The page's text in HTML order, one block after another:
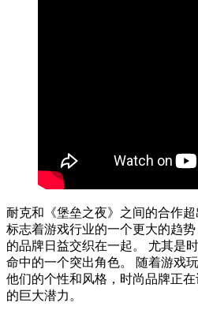
耐克和《堡垒之夜》之间的合作
标志着游戏行业的一个更大的趋
的品牌日益交织在一起。 尤其是
命中的一个突出角色。 随着游戏
他们的个性和风格，时尚品牌正
的巨大潜力。